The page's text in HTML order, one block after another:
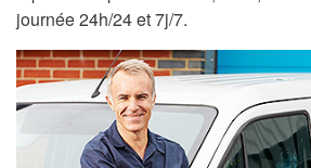
journée 24h/24 et 7j/7.